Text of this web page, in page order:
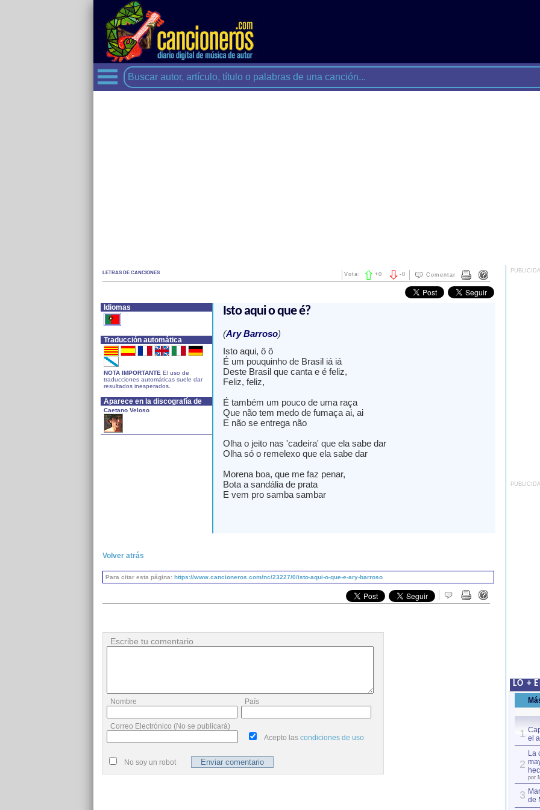
LETRAS DE CANCIONES Comentar
-0
Vota: +0
Idiomas
Traducción automática
NOTA IMPORTANTE El uso de
traducciones automáticas suele dar
resultados inesperados.
Aparece en la discografía de
Caetano Veloso
Isto aqui o que é?
(Ary Barroso)
Isto aqui, ô ô
É um pouquinho de Brasil iá iá
Deste Brasil que canta e é feliz,
Feliz, feliz,
É também um pouco de uma raça
Que não tem medo de fumaça ai, ai
E não se entrega não
Olha o jeito nas 'cadeira' que ela sabe dar
Olha só o remelexo que ela sabe dar
Morena boa, que me faz penar,
Bota a sandália de prata
E vem pro samba sambar
Volver atrás
Para citar esta página: https://www.cancioneros.com/nc/23227/0/isto-aqui-o-que-e-ary-barroso
Escribe tu comentario
Nombre País
Correo Electrónico (No se publicará)
Acepto las condiciones de uso
No soy un robot
LO +
1 el
2
La
por
3 de